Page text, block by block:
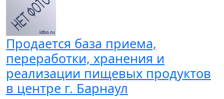
Продается база приема,
переработки, хранения и
реализации пищевых продуктов
в центре г. Барнаул